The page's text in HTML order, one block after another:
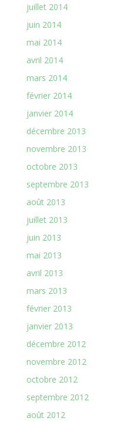
juillet 2014
juin 2014
mai 2014
avril 2014
mars 2014
février 2014
janvier 2014
décembre 2013
novembre 2013
octobre 2013
septembre 2013
août 2013
juillet 2013
juin 2013
mai 2013
avril 2013
mars 2013
février 2013
janvier 2013
décembre 2012
novembre 2012
octobre 2012
septembre 2012
août 2012